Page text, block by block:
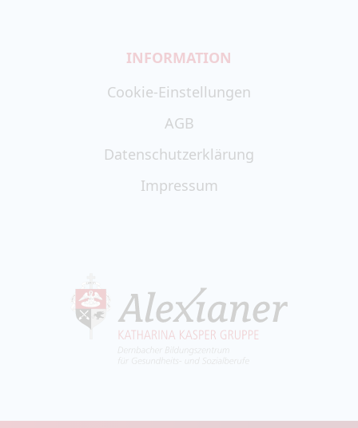
INFORMATION
Cookie-Einstellungen
AGB
Datenschutzerklärung
Impressum